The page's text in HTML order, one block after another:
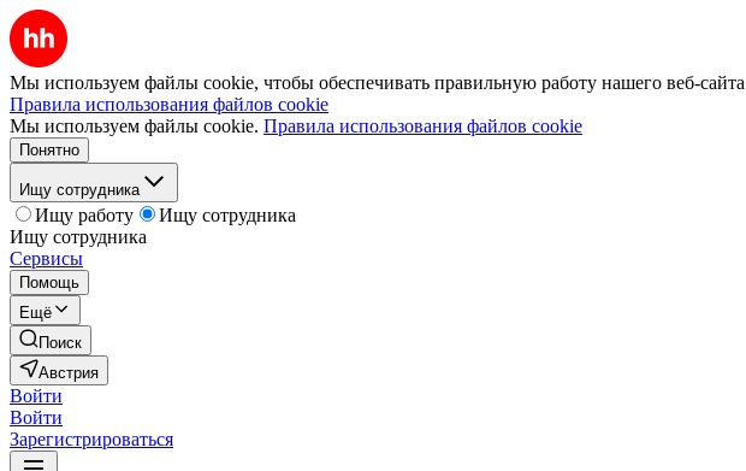
Мы используем файлы cookie, чтобы обеспечивать правильную работу нашего веб-сайта
Правила использования файлов cookie
Мы используем файлы cookie. Правила использования файлов cookie
Понятно
Ищу сотрудника
Ищу работу
Ищу сотрудника
Ищу сотрудника
Сервисы
Помощь
Ещё
Поиск
Австрия
Войти
Войти
Зарегистрироваться